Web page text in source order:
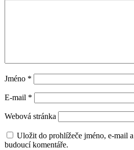
Jméno *
E-mail *
Webová stránka
Uložit do prohlížeče jméno, e-mail
budoucí komentáře.